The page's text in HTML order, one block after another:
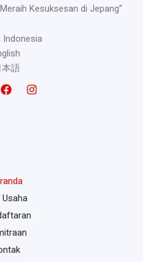
Kesuksesan di Jepang”
Indonesia
本語
Usaha